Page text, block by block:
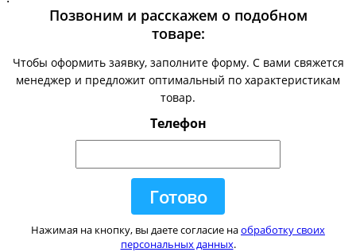
Позвоним и расскажем о подобном
товаре:
Чтобы оформить заявку, заполните форму. С вами свяжется
менеджер и предложит оптимальный по характеристикам
товар.
Телефон
Нажимая на кнопку, вы даете согласие наобработку своих
персональных данных.